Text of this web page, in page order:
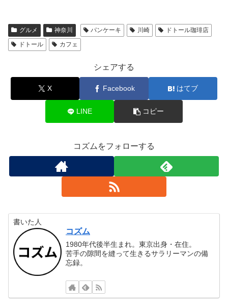
グルメ 神奈川 パンケーキ 川崎
ドトール珈琲店
ドトール
カフェ
シェアする
X Facebook はてブ
LINE コピー
コズムをフォローする
書いた人
コズム
1980年代後半生まれ。東京出身・在住。
苦手の隙間を縫って生きるサラリーマンの備
忘録。